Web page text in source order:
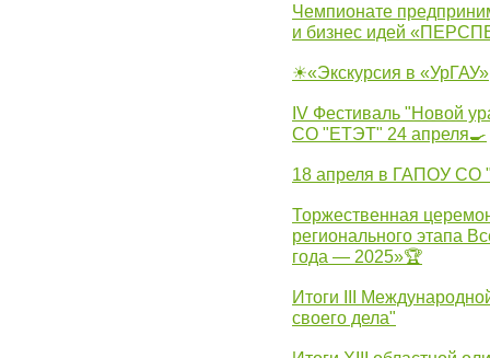
Чемпионате
и бизнес идей
☀«Экскурсия в «УрГАУ»
IV Фестиваль "Новой
СО "ЕТЭТ" 24 апреля🍳
18 апреля в ГАПОУ СО
Торжественная
регионального этапа
года — 2025»🏆
Итоги III
своего дела"